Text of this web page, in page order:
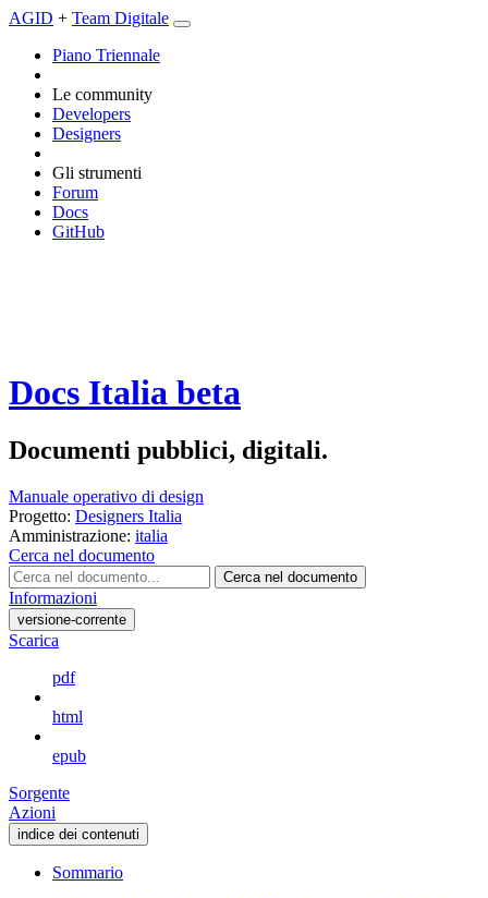
AGID + Team Digitale
Piano Triennale
Le community
Developers
Designers
Gli strumenti
Forum
Docs
GitHub
Docs Italia beta
Documenti pubblici, digitali.
Manuale operativo di design
Progetto: Designers Italia
Amministrazione: italia
Cerca nel documento
Cerca nel documento
Informazioni
versione-corrente
Scarica
pdf
html
epub
Sorgente
Azioni
indice dei contenuti
Sommario